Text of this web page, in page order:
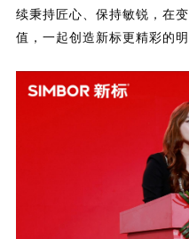
续秉持匠心、保持敏锐，在
值，一起创造新标更精彩的明